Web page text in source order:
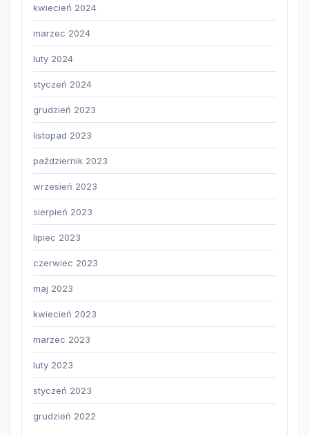
kwiecień 2024
marzec 2024
luty 2024
styczeń 2024
grudzień 2023
listopad 2023
październik 2023
wrzesień 2023
sierpień 2023
lipiec 2023
czerwiec 2023
maj 2023
kwiecień 2023
marzec 2023
luty 2023
styczeń 2023
grudzień 2022